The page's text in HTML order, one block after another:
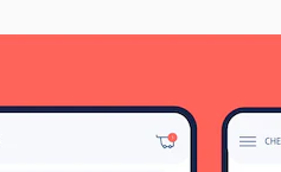
Inizia